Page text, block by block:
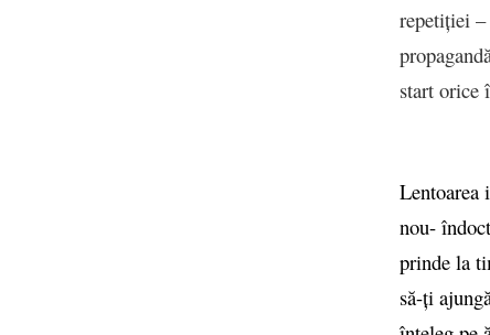
repetiției
start orice
Lentoarea
nou-
prinde la
să-ți